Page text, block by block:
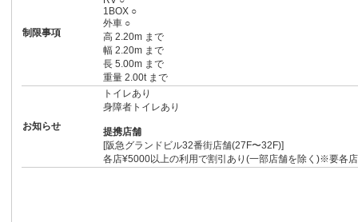
制限事項
1BOX ○
外車 ○
高 2.20m まで
幅 2.20m まで
長 5.00m まで
重量 2.00t まで
お知らせ
トイレあり
身障者トイレあり
提携店舗
[阪急グランドビル32番街店舗(27F〜32F)]
各店¥5000以上の利用で割引あり(一部店舗を除く)※要各